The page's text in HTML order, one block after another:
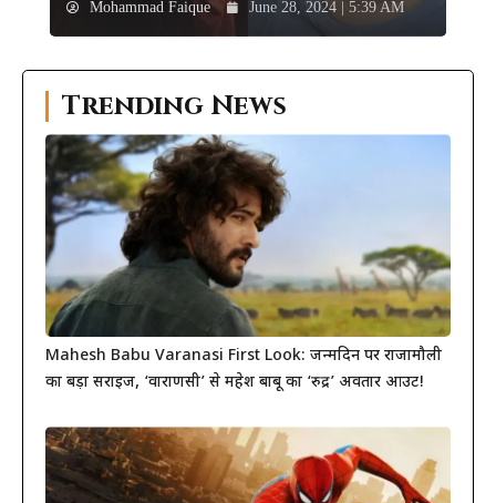
Mohammad Faique June 28, 2024 | 5:39 AM
Trending News
Mahesh Babu Varanasi First Look: जन्मदिन पर राजामौली
का बड़ा सरप्राइज, ‘वाराणसी’ से महेश बाबू का ‘रुद्र’ अवतार आउट!